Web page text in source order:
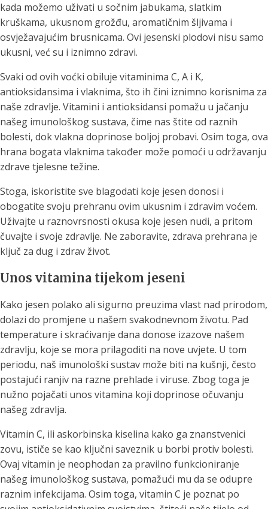
kada možemo uživati u sočnim jabukama, slatkim
kruškama, ukusnom grožđu, aromatičnim šljivama i
osvježavajućim brusnicama. Ovi jesenski plodovi nisu samo
ukusni, već su i iznimno zdravi.
Svaki od ovih voćki obiluje vitaminima C, A i K,
antioksidansima i vlaknima, što ih čini iznimno korisnima za
naše zdravlje. Vitamini i antioksidansi pomažu u jačanju
našeg imunološkog sustava, čime nas štite od raznih
bolesti, dok vlakna doprinose boljoj probavi. Osim toga, ova
hrana bogata vlaknima također može pomoći u održavanju
zdrave tjelesne težine.
Stoga, iskoristite sve blagodati koje jesen donosi i
obogatite svoju prehranu ovim ukusnim i zdravim voćem.
Uživajte u raznovrsnosti okusa koje jesen nudi, a pritom
čuvajte i svoje zdravlje. Ne zaboravite, zdrava prehrana je
ključ za dug i zdrav život.
Unos vitamina tijekom jeseni
Kako jesen polako ali sigurno preuzima vlast nad prirodom,
dolazi do promjene u našem svakodnevnom životu. Pad
temperature i skraćivanje dana donose izazove našem
zdravlju, koje se mora prilagoditi na nove uvjete. U tom
periodu, naš imunološki sustav može biti na kušnji, često
postajući ranjiv na razne prehlade i viruse. Zbog toga je
nužno pojačati unos vitamina koji doprinose očuvanju
našeg zdravlja.
Vitamin C, ili askorbinska kiselina kako ga znanstvenici
zovu, ističe se kao ključni saveznik u borbi protiv bolesti.
Ovaj vitamin je neophodan za pravilno funkcioniranje
našeg imunološkog sustava, pomažući mu da se odupre
raznim infekcijama. Osim toga, vitamin C je poznat po